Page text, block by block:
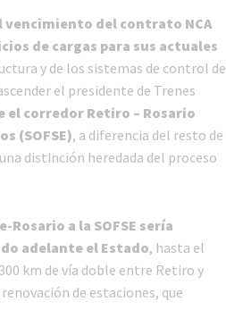
vencimiento del contrato NCA
de cargas para sus actuales
y de los sistemas de control de
el presidente de Trenes
el corredor Retiro – Rosario
(SOFSE), a diferencia del resto de
distinción heredada del proceso
a la SOFSE sería
adelante el Estado, hasta el
km de vía doble entre Retiro y
de estaciones, que